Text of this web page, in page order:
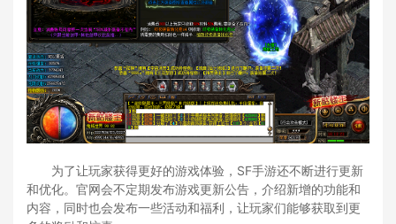
为了让玩家获得更好的游戏体验，SF手游还不断进行更新
和优化。官网会不定期发布游戏更新公告，介绍新增的功能和
内容，同时也会发布一些活动和福利，让玩家们能够获取到更